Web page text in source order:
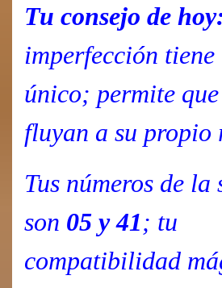
Tu consejo de
imperfección tiene
único; permite
fluyan a su propio
Tus números de la
son 05 y 41; tu
compatibilidad